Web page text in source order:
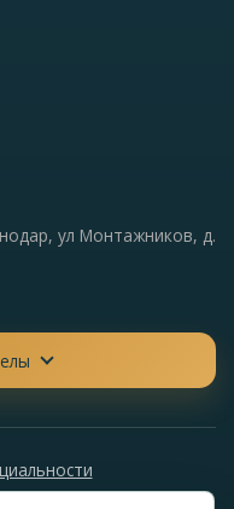
ул Монтажников, д.
данных